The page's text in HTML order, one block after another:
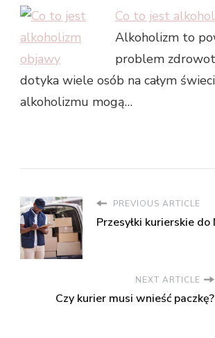
Co to jest
Alkoholizm to
problem
dotyka wiele osób na całym
alkoholizmu mogą…
PREVIOUS ARTICLE
Przesyłki kurierskie
NEXT ARTICLE
Czy kurier musi wnieść paczkę?